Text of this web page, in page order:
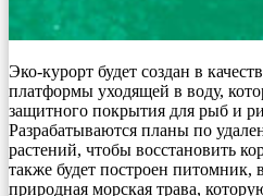
Эко-курорт будет создан в
платформы уходящей в воду,
защитного покрытия для рыб и
Разрабатываются планы по
растений, чтобы восстановить
также будет построен питомник,
природная морская трава,